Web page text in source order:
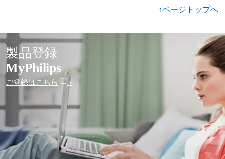
↑ページトップへ
製品登録
MyPhilips
ご登録はこちら